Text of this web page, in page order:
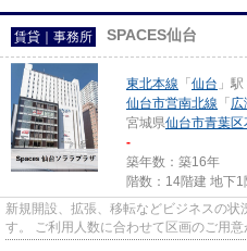
賃貸｜事務所 SPACES仙台
東北本線 「 仙台 」
仙台市営南北線 「 広
宮城県仙台市青葉区
-
築年数：築16年
階数：14階建 地下1
新規開設、拡張、移転などビジネスの
す。 ご利用人数に合わせて区画のご用